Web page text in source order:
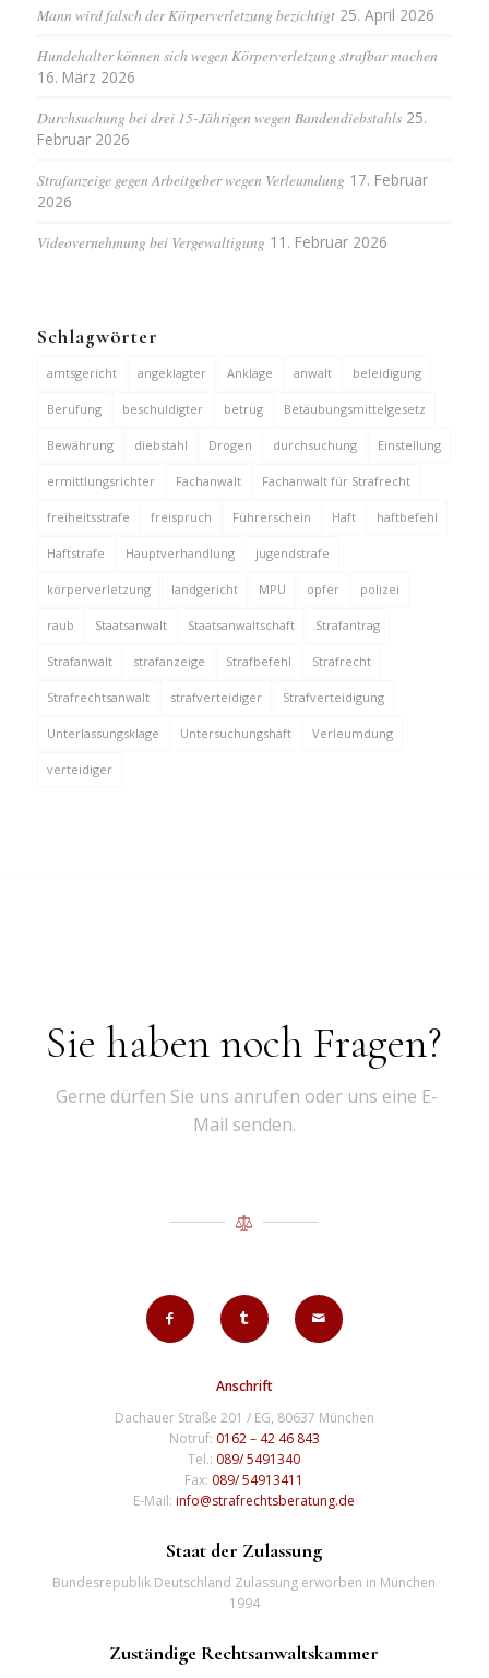
Mann wird falsch der Körperverletzung bezichtigt 25. April 2026
Hundehalter können sich wegen Körperverletzung strafbar machen
16. März 2026
Durchsuchung bei drei 15-Jährigen wegen Bandendiebstahls 25.
Februar 2026
Strafanzeige gegen Arbeitgeber wegen Verleumdung 17. Februar
2026
Videovernehmung bei Vergewaltigung 11. Februar 2026
Schlagwörter
amtsgericht angeklagter Anklage anwalt beleidigung
Berufung beschuldigter betrug Betäubungsmittelgesetz
Bewährung diebstahl Drogen durchsuchung Einstellung
ermittlungsrichter Fachanwalt Fachanwalt für Strafrecht
freiheitsstrafe freispruch Führerschein Haft haftbefehl
Haftstrafe Hauptverhandlung jugendstrafe
körperverletzung landgericht MPU opfer polizei
raub Staatsanwalt Staatsanwaltschaft Strafantrag
Strafanwalt strafanzeige Strafbefehl Strafrecht
Strafrechtsanwalt strafverteidiger Strafverteidigung
Unterlassungsklage Untersuchungshaft Verleumdung
verteidiger
Sie haben noch Fragen?
Gerne dürfen Sie uns anrufen oder uns eine E-
Mail senden.
Anschrift
Dachauer Straße 201 / EG, 80637 München
Notruf: 0162 – 42 46 843
Tel.: 089/ 5491340
Fax: 089/ 54913411
E-Mail:info@strafrechtsberatung.de
Staat der Zulassung
Bundesrepublik Deutschland Zulassung erworben in München
1994
Zuständige Rechtsanwaltskammer